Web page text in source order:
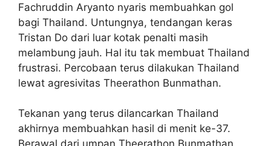
Fachruddin Aryanto nyaris membuahkan gol
bagi Thailand. Untungnya, tendangan keras
Tristan Do dari luar kotak penalti masih
melambung jauh. Hal itu tak membuat Thailand
frustrasi. Percobaan terus dilakukan Thailand
lewat agresivitas Theerathon Bunmathan.
Tekanan yang terus dilancarkan Thailand
akhirnya membuahkan hasil di menit ke-37.
Berawal dari umpan Theerathon Bunmathan,